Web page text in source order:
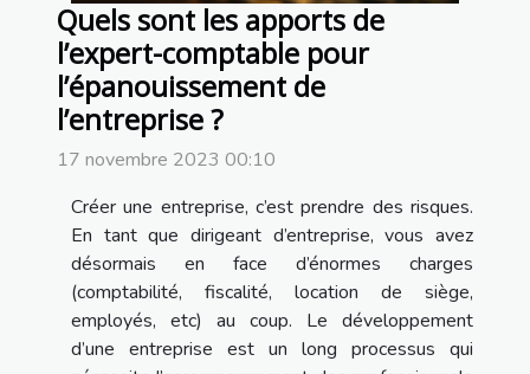
Quels sont les apports de
l’expert-comptable pour
l’épanouissement de
l’entreprise ?
17 novembre 2023 00:10
Créer une entreprise, c’est prendre des risques.
En tant que dirigeant d’entreprise, vous avez
désormais en face d’énormes charges
(comptabilité, fiscalité, location de siège,
employés, etc) au coup. Le développement
d’une entreprise est un long processus qui